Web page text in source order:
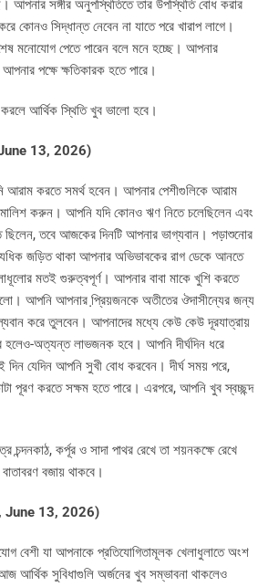
আপনার সঙ্গীর অনুপস্থিতিতে তার উপস্থিতি বোধ করার
কোনও সিদ্ধান্ত নেবেন না যাতে পরে খারাপ লাগে।
মনোযোগ পেতে পারেন বলে মনে হচ্ছে। আপনার
আপনার পক্ষে ক্ষতিকারক হতে পারে।
করলে আর্থিক স্থিতি খুব ভালো হবে।
June 13, 2026)
আরাম করতে সমর্থ হবেন। আপনার পেশীগুলিকে আরাম
মালিশ করুন। আপনি যদি কোনও ঋণ নিতে চলেছিলেন এবং
ছিলেন, তবে আজকের দিনটি আপনার ভাগ্যবান। পড়াশুনোর
জড়িত থাকা আপনার অভিভাবকের রাগ ডেকে আনতে
মতই গুরুত্বপূর্ণ। আপনার বাবা মাকে খুশি করতে
আপনি আপনার প্রি়য়জনকে অতীতের ঔদাসীন্যের জন্য
করে তুলবেন। আপনাদের মধ্যে কেউ কেউ দূরযাত্রায়
হলেও-অত্যন্ত লাভজনক হবে। আপনি দীর্ঘদিন ধরে
যেদিন আপনি সুখী বোধ করবেন। দীর্ঘ সময় পরে,
পূরণ করতে সক্ষম হতে পারে। এরপরে, আপনি খুব স্বচ্ছন্দ
চন্দনকাঠ, কর্পূর ও সাদা পাথর রেখে তা শয়নকক্ষে রেখে
বজায় থাকবে।
June 13, 2026)
বেশী যা আপনাকে প্রতিযোগিতামূলক খেলাধুলাতে অংশ
আর্থিক সুবিধাগুলি অর্জনের খুব সম্ভাবনা থাকলেও